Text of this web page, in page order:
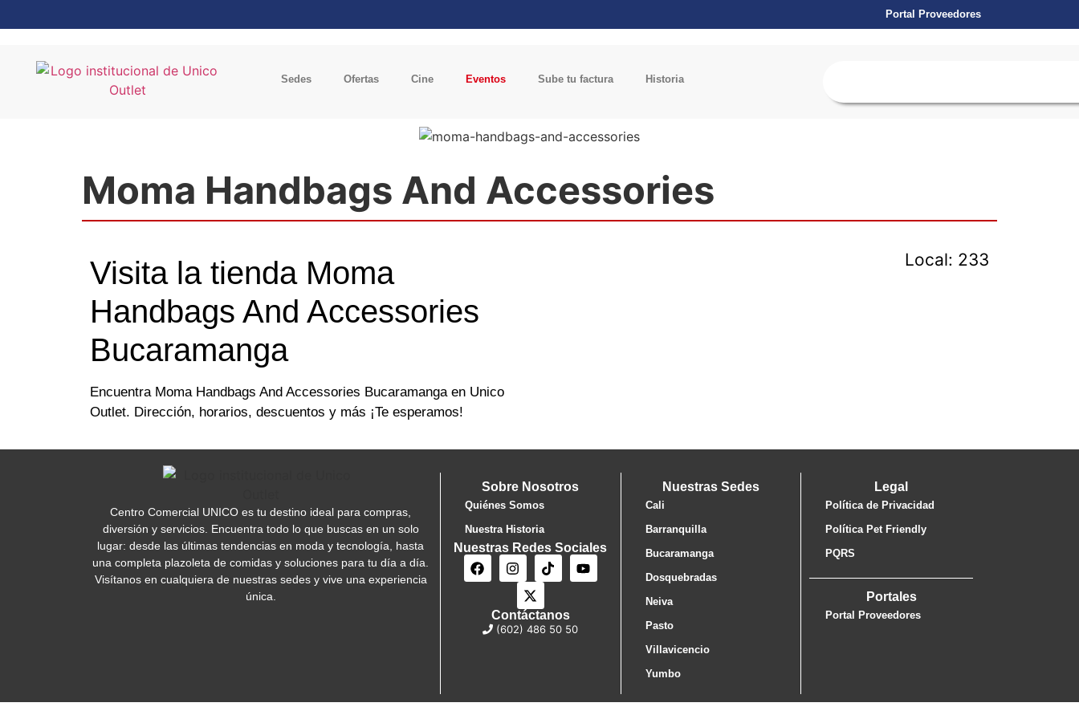
Portal Proveedores
Sedes Ofertas Cine Eventos Sube tu factura Historia
Moma Handbags And Accessories
Visita la tienda Moma
Handbags And Accessories
Bucaramanga
Encuentra Moma Handbags And Accessories Bucaramanga en Unico
Outlet. Dirección, horarios, descuentos y más ¡Te esperamos!
Local: 233
Centro Comercial UNICO es tu destino ideal para compras,
diversión y servicios. Encuentra todo lo que buscas en un solo
lugar: desde las últimas tendencias en moda y tecnología, hasta
una completa plazoleta de comidas y soluciones para tu día a día.
Visítanos en cualquiera de nuestras sedes y vive una experiencia
única.
Sobre Nosotros
Quiénes Somos
Nuestra Historia
Nuestras Redes Sociales
Contáctanos
(602) 486 50 50
Nuestras Sedes
Cali
Barranquilla
Bucaramanga
Dosquebradas
Neiva
Pasto
Villavicencio
Yumbo
Legal
Política de Privacidad
Política Pet Friendly
PQRS
Portales
Portal Proveedores